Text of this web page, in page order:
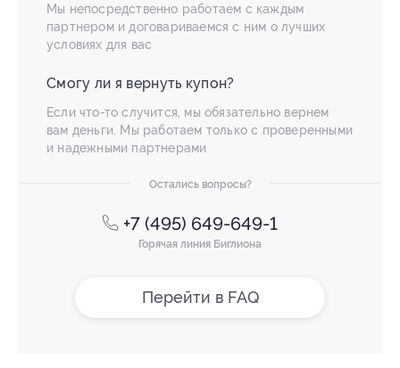
Мы непосредственно работаем с каждым
партнером и договариваемся с ним о лучших
условиях для вас
Смогу ли я вернуть купон?
Если что-то случится, мы обязательно вернем
вам деньги. Мы работаем только с проверенными
и надежными партнерами
Остались вопросы?
+7 (495) 649-649-1
Горячая линия Биглиона
Перейти в FAQ